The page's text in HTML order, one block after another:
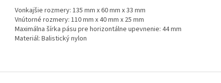
Vonkajšie rozmery: 135 mm x 60 mm x 33 mm
Vnútorné rozmery: 110 mm x 40 mm x 25 mm
Maximálna šírka pásu pre horizontálne upevnenie: 44 mm
Materiál: Balistický nylon